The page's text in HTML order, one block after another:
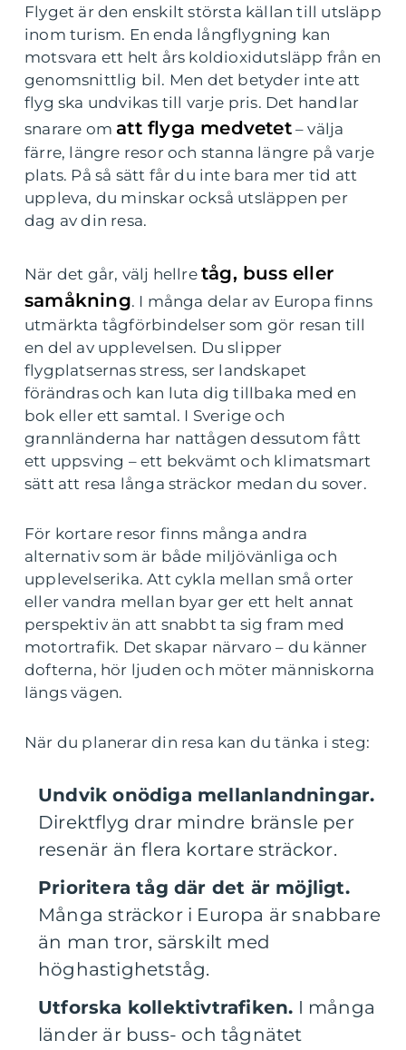
Flyget är den enskilt största källan till utsläpp
inom turism. En enda långflygning kan
motsvara ett helt års koldioxidutsläpp från en
genomsnittlig bil. Men det betyder inte att
flyg ska undvikas till varje pris. Det handlar
snarare om att flyga medvetet– välja
färre, längre resor och stanna längre på varje
plats. På så sätt får du inte bara mer tid att
uppleva, du minskar också utsläppen per
dag av din resa.
När det går, välj hellre tåg, buss eller
samåkning. I många delar av Europa finns
utmärkta tågförbindelser som gör resan till
en del av upplevelsen. Du slipper
flygplatsernas stress, ser landskapet
förändras och kan luta dig tillbaka med en
bok eller ett samtal. I Sverige och
grannländerna har nattågen dessutom fått
ett uppsving – ett bekvämt och klimatsmart
sätt att resa långa sträckor medan du sover.
För kortare resor finns många andra
alternativ som är både miljövänliga och
upplevelserika. Att cykla mellan små orter
eller vandra mellan byar ger ett helt annat
perspektiv än att snabbt ta sig fram med
motortrafik. Det skapar närvaro – du känner
dofterna, hör ljuden och möter människorna
längs vägen.
När du planerar din resa kan du tänka i steg:
Undvik onödiga mellanlandningar.
Direktflyg drar mindre bränsle per
resenär än flera kortare sträckor.
Prioritera tåg där det är möjligt.
Många sträckor i Europa är snabbare
än man tror, särskilt med
höghastighetståg.
Utforska kollektivtrafiken. I många
länder är buss- och tågnätet